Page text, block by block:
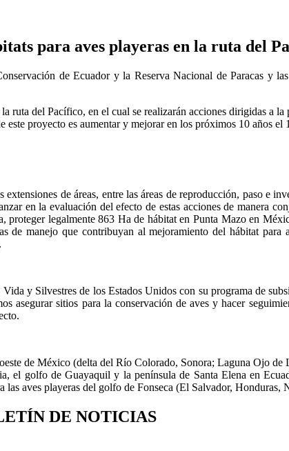
para aves playeras en la ruta del
de Ecuador y la Reserva Nacional de Paracas y
ruta del Pacífico, en el cual se realizarán acciones dirigidas a
proyecto es aumentar y mejorar en los próximos 10 años el
de áreas, entre las áreas de reproducción, paso e
en la evaluación del efecto de estas acciones de manera
proteger legalmente 863 Ha de hábitat en Punta Mazo en
de manejo que contribuyan al mejoramiento del hábitat
y Silvestres de los Estados Unidos con su programa de
asegurar sitios para la conservación de aves y hacer
de México (delta del Río Colorado, Sonora; Laguna Ojo
el golfo de Guayaquil y la península de Santa Elena en
aves playeras del golfo de Fonseca (El Salvador,
DE NOTICIAS